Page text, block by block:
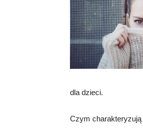
dla dzieci.
Czym